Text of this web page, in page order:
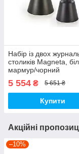
Набір із двох
столиків Magneta,
мармур/чорний
5 554 ₴ 5 651 ₴
Купити
Акційні
–10%